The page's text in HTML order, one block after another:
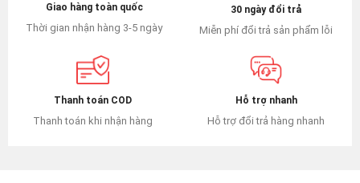
Giao hàng toàn quốc
Thời gian nhận hàng 3-5 ngày
30 ngày đổi trả
Miễn phí đổi trả sản phẩm lỗi
Thanh toán COD
Thanh toán khi nhận hàng
Hỗ trợ nhanh
Hỗ trợ đổi trả hàng nhanh